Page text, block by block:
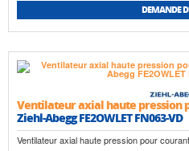
DEMANDE
Ventilateur axial haute pression
Ziehl-Abegg FE2OWLET FN063-VD
Ventilateur axial haute pression pour